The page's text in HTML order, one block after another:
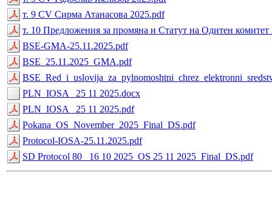
т. 9 CV Сирма Атанасова 2025.pdf
т. 10 Предложения за промяна и Статут на Одитен
BSE-GMA-25.11.2025.pdf
BSE_25.11.2025_GMA.pdf
PLN_IOSA _25 11 2025.docx
PLN_IOSA _25 11 2025.pdf
Pokana_OS_November_2025_Final_DS.pdf
Protocol-IOSA-25.11.2025.pdf
SD Protocol 80 _16 10 2025_OS 25 11 2025_Final_DS.pdf